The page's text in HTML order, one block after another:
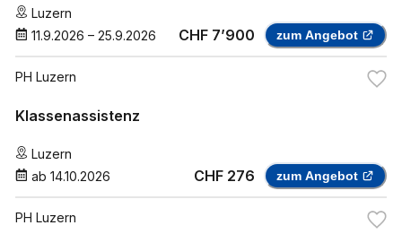
Luzern
11.9.2026 – 25.9.2026 CHF 7’900 zum Angebot
PH Luzern
Klassenassistenz
Luzern
ab 14.10.2026 CHF 276 zum Angebot
PH Luzern